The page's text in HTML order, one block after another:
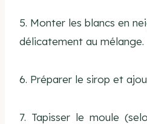
5. Monter les blancs en
délicatement au mélange.
6. Préparer le sirop et
7. Tapisser le moule